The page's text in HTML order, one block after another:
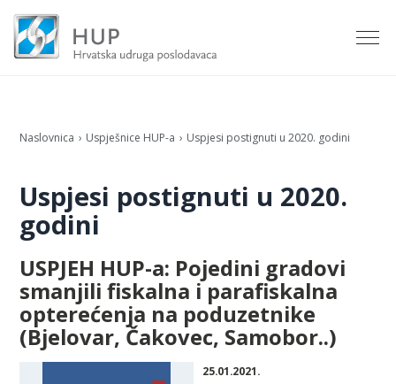
Naslovnica Uspješnice HUP-a Uspjesi postignuti u 2020. godini
Uspjesi postignuti u 2020.
godini
USPJEH HUP-a: Pojedini gradovi
smanjili fiskalna i parafiskalna
opterećenja na poduzetnike
(Bjelovar, Čakovec, Samobor..)
25.01.2021.